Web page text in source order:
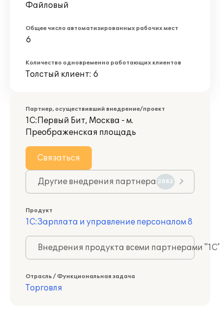
Файловый
Общее число автоматизированных рабочих мест
6
Количество одновременно работающих клиентов
Толстый клиент: 6
Партнер, осуществивший внедрение/проект
1С:Первый Бит, Москва - м.
Преображенская площадь
Связаться
Другие внедрения партнера 2882
Продукт
1С:Зарплата и управление персоналом 8
Внедрения продукта всеми партнерами
Отрасль / Функциональная задача
Торговля